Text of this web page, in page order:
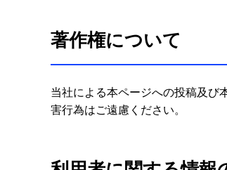
著作権について
当社による本ページへの投稿及び
害行為はご遠慮ください。